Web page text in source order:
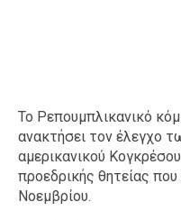
Το Ρεπουμπλικανικό
ανακτήσει τον έλεγχο
αμερικανικού
προεδρικής θητείας
Νοεμβρίου.